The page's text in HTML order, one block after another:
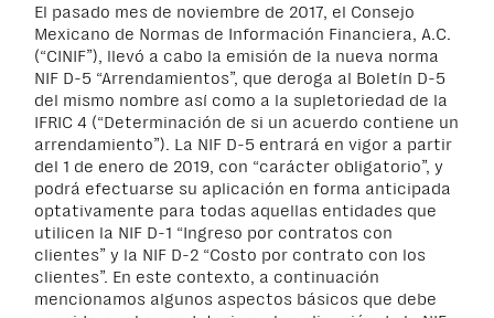
El pasado mes de noviembre de 2017, el Consejo
Mexicano de Normas de Información Financiera, A.C.
(“CINIF”), llevó a cabo la emisión de la nueva norma
NIF D-5 “Arrendamientos”, que deroga al Boletín D-5
del mismo nombre así como a la supletoriedad de la
IFRIC 4 (“Determinación de si un acuerdo contiene un
arrendamiento”). La NIF D-5 entrará en vigor a partir
del 1 de enero de 2019, con “carácter obligatorio”, y
podrá efectuarse su aplicación en forma anticipada
optativamente para todas aquellas entidades que
utilicen la NIF D-1 “Ingreso por contratos con
clientes” y la NIF D-2 “Costo por contrato con los
clientes”. En este contexto, a continuación
mencionamos algunos aspectos básicos que debe